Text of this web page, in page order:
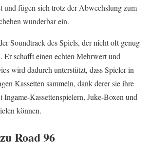
und fügen sich trotz der Abwechslung zum
wunderbar ein.
Soundtrack des Spiels, der nicht oft genug
Er schafft einen echten Mehrwert und
wird dadurch unterstützt, dass Spieler in
Kassetten sammeln, dank derer sie ihre
Kassettenspielern, Juke-Boxen und
können.
Road 96